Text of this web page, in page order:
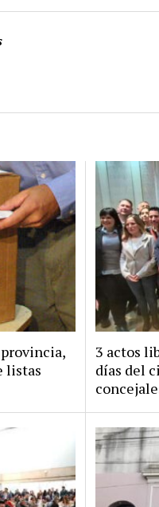
listas
3 actos
días del